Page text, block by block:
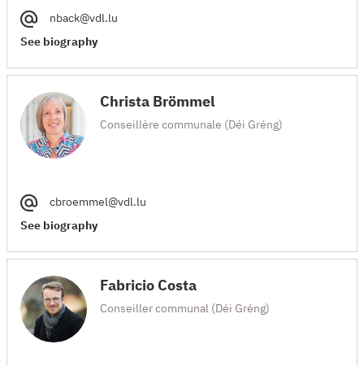
nback@vdl.lu
See biography
Christa Brömmel
Conseillère communale (Déi Gréng)
cbroemmel@vdl.lu
See biography
Fabricio Costa
Conseiller communal (Déi Gréng)